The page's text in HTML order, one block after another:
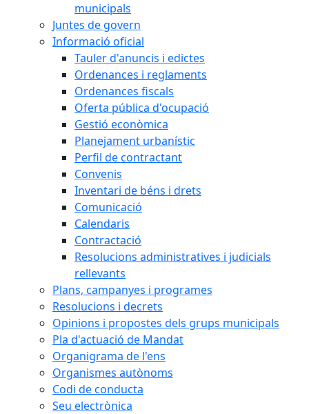
municipals
Juntes de govern
Informació oficial
Tauler d'anuncis i edictes
Ordenances i reglaments
Ordenances fiscals
Oferta pública d'ocupació
Gestió econòmica
Planejament urbanístic
Perfil de contractant
Convenis
Inventari de béns i drets
Comunicació
Calendaris
Contractació
Resolucions administratives i judicials
rellevants
Plans, campanyes i programes
Resolucions i decrets
Opinions i propostes dels grups municipals
Pla d'actuació de Mandat
Organigrama de l'ens
Organismes autònoms
Codi de conducta
Seu electrònica